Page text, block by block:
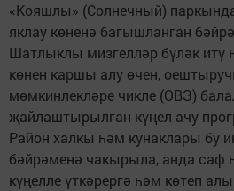
«Кояшлы» (Солнечный)
яклау көненә багышланган
Шатлыклы мизгелләр бүләк итү
көнен каршы алу өчен,
мөмкинлекләре чикле (ОВЗ)
җайлаштырылган күңел ачу
Район халкы һәм кунаклары бу
бәйрәменә чакырыла, анда саф
күңелле үткәрергә һәм көтеп